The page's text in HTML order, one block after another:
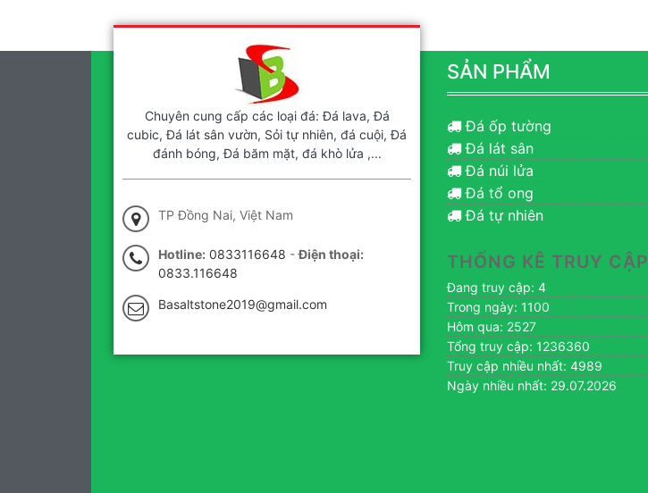
Chuyên cung cấp các loại đá: Đá lava, Đá
cubic, Đá lát sân vườn, Sỏi tự nhiên, đá cuội, Đá
đánh bóng, Đá băm mặt, đá khò lửa ,...
TP Đồng Nai, Việt Nam
Hotline: 0833116648 -Điện thoại:
0833.116648
Basaltstone2019@gmail.com
SẢN PHẨM
Đá ốp tường
Đá lát sân
Đá núi lửa
Đá tổ ong
Đá tự nhiên
THỐNG KÊ TRUY CẬP
Đang truy cập: 4
Trong ngày: 1100
Hôm qua: 2527
Tổng truy cập: 1236360
Truy cập nhiều nhất: 4989
Ngày nhiều nhất: 29.07.2026